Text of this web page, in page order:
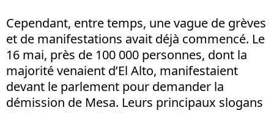
Cependant, entre temps, une vague de grèves
et de manifestations avait déjà commencé. Le
16 mai, près de 100 000 personnes, dont la
majorité venaient d’El Alto, manifestaient
devant le parlement pour demander la
démission de Mesa. Leurs principaux slogans